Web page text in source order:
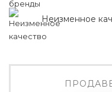
Неизменное